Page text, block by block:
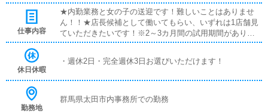
仕事内容
★内勤業務と女の子の送迎です！難しいことはありませ
ん！！★店長候補として働いてもらい、いずれは1店舗見
ていただきたいです！※2～3カ月間の試用期間がありま
す。★店長になっていただけたら売り上げに応じた歩合も
休日休暇
・週休2日・完全週休3日お選びいただけます！
勤務地
群馬県太田市内事務所での勤務